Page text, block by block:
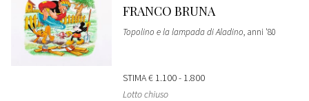
FRANCO BRUNA
Topolino e la lampada di Aladino, anni '80
STIMA€ 1.100 - 1.800
Lotto chiuso